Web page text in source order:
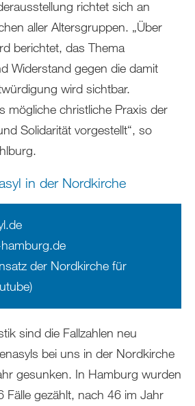
richtet sich an
aller Altersgruppen. „Über
berichtet, das Thema
Widerstand gegen die damit
wird sichtbar.
mögliche christliche Praxis der
Solidarität vorgestellt“, so
in der Nordkirche
der Nordkirche für
sind die Fallzahlen neu
bei uns in der Nordkirche
gesunken. In Hamburg wurden
Fälle gezählt, nach 46 im Jahr